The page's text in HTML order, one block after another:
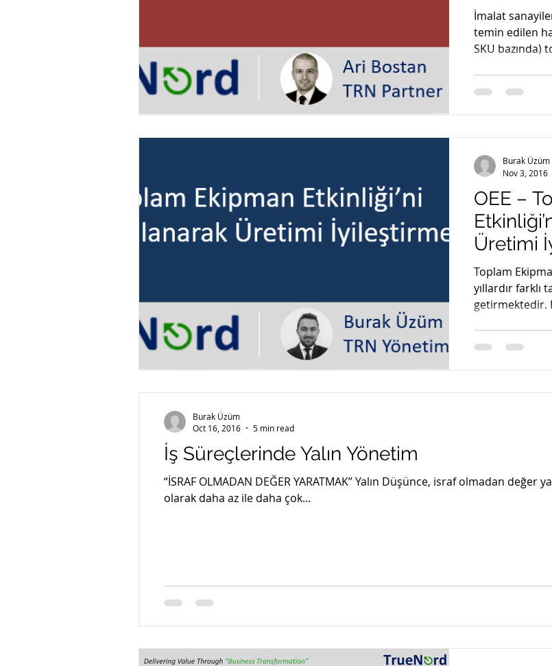
İmalat
temin edilen
SKU bazında)
OEE –
Üretimi
Toplam
yıllardır farklı
getirmektedir.
Burak Üzüm
Nov 3, 2016
İş Süreçlerinde Yalın Yönetim
“İSRAF OLMADAN DEĞER YARATMAK” Yalın Düşünce, israf olmadan
olarak daha az ile daha çok...
Burak Üzüm
Oct 16, 2016
5 min read